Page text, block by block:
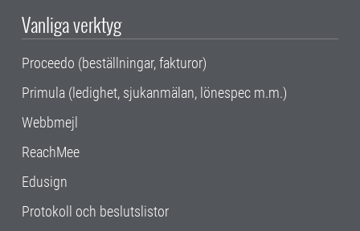
Vanliga verktyg
Proceedo (beställningar, fakturor)
Primula (ledighet, sjukanmälan, lönespec m.m.)
Webbmejl
ReachMee
Edusign
Protokoll och beslutslistor